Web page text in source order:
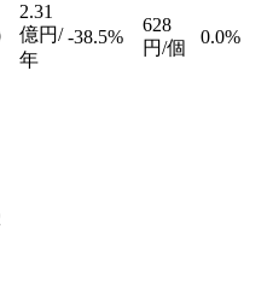
2.31
億円/
年
-38.5%
628
円/個
0.0%